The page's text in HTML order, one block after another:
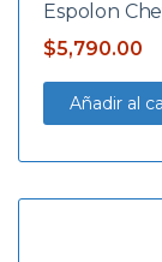
Espolon
$5,790.00
Añadir al